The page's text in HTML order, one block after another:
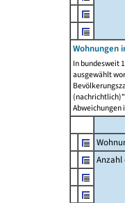
Wohnungen
In bundesweit
ausgewählt
Abweichungen
Anzahl